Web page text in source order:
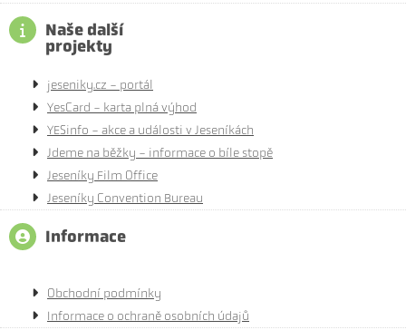
Naše další
projekty
jeseniky.cz - portál
YesCard - karta plná výhod
YESinfo - akce a události v Jeseníkách
Jdeme na běžky - informace o bíle stopě
Jeseníky Film Office
Jeseníky Convention Bureau
Informace
Obchodní podmínky
Informace o ochraně osobních údajů